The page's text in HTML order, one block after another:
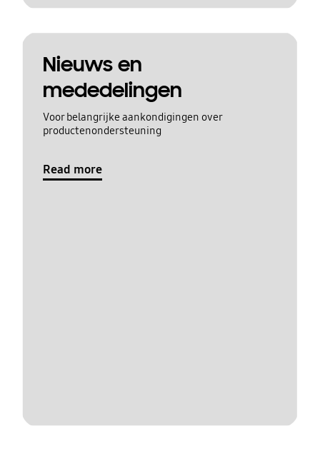
Nieuws en
mededelingen
Voor belangrijke aankondigingen over
productenondersteuning
Read more